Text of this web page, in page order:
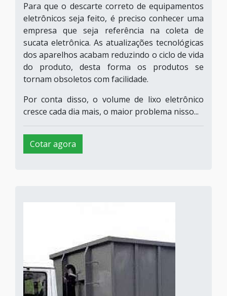
Para que o descarte correto de equipamentos
eletrônicos seja feito, é preciso conhecer uma
empresa que seja referência na coleta de
sucata eletrônica. As atualizações tecnológicas
dos aparelhos acabam reduzindo o ciclo de vida
do produto, desta forma os produtos se
tornam obsoletos com facilidade.
Por conta disso, o volume de lixo eletrônico
cresce cada dia mais, o maior problema nisso...
Cotar agora